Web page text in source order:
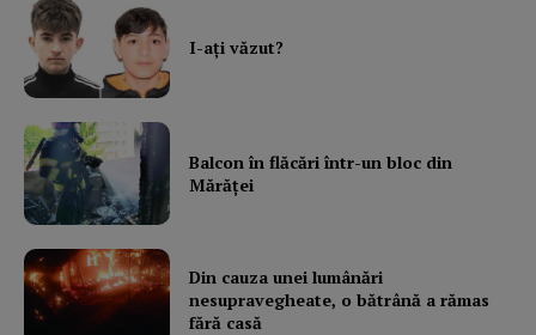
Subscription Plans
My account
I-aţi văzut?
Balcon în flăcări într-un bloc din
Mărăţei
Din cauza unei lumânări
nesupravegheate, o bătrână a rămas
fără casă